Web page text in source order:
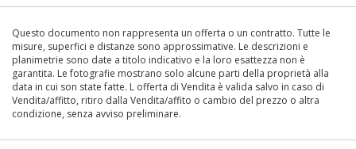
Questo documento non rappresenta un offerta o un contratto. Tutte le
misure, superfici e distanze sono approssimative. Le descrizioni e
planimetrie sono date a titolo indicativo e la loro esattezza non è
garantita. Le fotografie mostrano solo alcune parti della proprietà alla
data in cui son state fatte. L offerta di Vendita è valida salvo in caso di
Vendita/affitto, ritiro dalla Vendita/affito o cambio del prezzo o altra
condizione, senza avviso preliminare.